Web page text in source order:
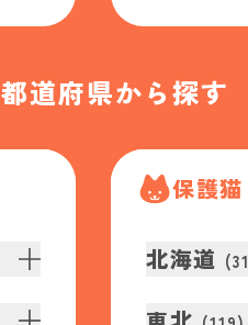
都道府県から探す
保護猫
北海道 (31